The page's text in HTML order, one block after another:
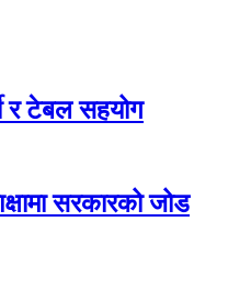
र टेबल सहयोग
सरकारको जोड